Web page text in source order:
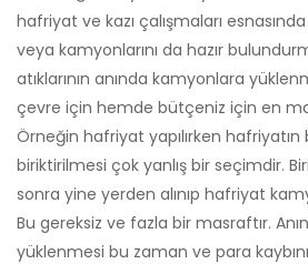
hafriyat ve kazı çalışmaları
veya kamyonlarını da hazır
atıklarının anında kamyonlara
çevre için hemde bütçeniz için en
Örneğin hafriyat yapılırken hafriyatın
biriktirilmesi çok yanlış bir seçimdir.
sonra yine yerden alınıp hafriyat
Bu gereksiz ve fazla bir masraftır.
yüklenmesi bu zaman ve para